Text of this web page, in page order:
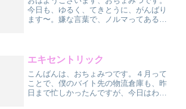
今日も、ゆるく、てきとうに、がんばり
ます〜。嫌な言葉で、ノルマってあるよ
す・・・ノルマが厳しくて、なんと...
エキセントリック
こんばんは、おちょみつです。４月って
ことで、僕のバイト先の物流倉庫も、昨
日まで忙しかったんですが、今日はわり